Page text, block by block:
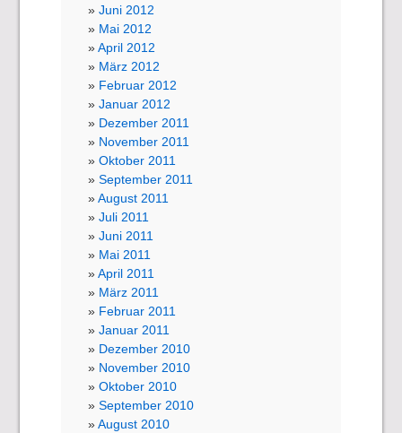
Juni 2012
Mai 2012
April 2012
März 2012
Februar 2012
Januar 2012
Dezember 2011
November 2011
Oktober 2011
September 2011
August 2011
Juli 2011
Juni 2011
Mai 2011
April 2011
März 2011
Februar 2011
Januar 2011
Dezember 2010
November 2010
Oktober 2010
September 2010
August 2010